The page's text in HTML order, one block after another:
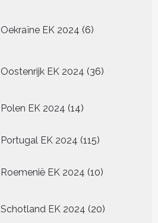
Oekraïne EK 2024 6
producten
Oostenrijk EK 2024 36
producten
Polen EK 2024 1414
Portugal EK 2024 115115
Roemenië EK 2024 1010
Schotland EK 2024 20
producten